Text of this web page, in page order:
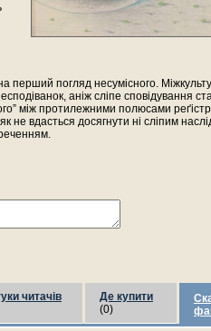
перший погляд несумісного.
аніж сліпе сповідування
між протилежними полюсами
не вдасться досягнути ні сліпим
читачів
Де купити
(0)